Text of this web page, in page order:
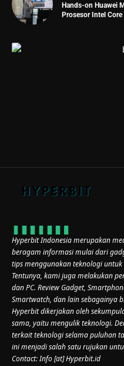
Hands-on Huawei
Prosesor Intel
Hyperbit Indonesia merupakan
beragam informasi mulai dari
tips menggunakan teknologi
Tentunya, kami juga melakukan
dan PC. Review Gadget,
Smartwatch, dan lain sebagainya
Hyperbit dikerjakan oleh
sama, yaitu mengulik teknologi.
terkait teknologi selama puluhan
ini menjadi salah satu rujukan
Contact: Info [at] Hyperbit.id